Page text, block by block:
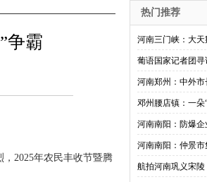
争霸
2025年农民丰收节暨腾
热门推荐
河南三门峡：大
葡语国家记者团
河南郑州：中外
邓州腰店镇：一朵
河南南阳：防爆
河南南阳：仲景
航拍河南巩义宋